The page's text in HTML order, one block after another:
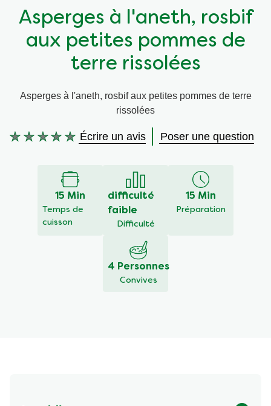
Végétarien
Wraps aux légumes
Aides culinaires
Wraps aux légumes
Prêt à l'emploi
Asperges à l'aneth, rosbif
aux petites pommes de
terre rissolées
Asperges à l'aneth, rosbif aux petites pommes de terre
rissolées
Aucune
Écrire un avis Poser une question
15 Min
Temps de
cuisson
difficulté
faible
Difficulté
15 Min
Préparation
4 Personnes
Convives